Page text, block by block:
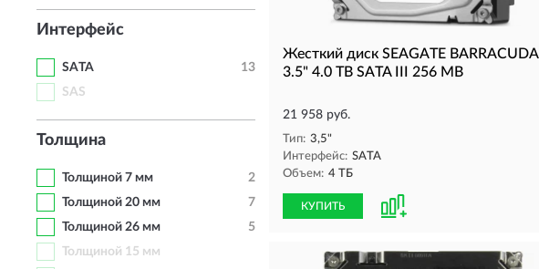
Интерфейс
SATA
13
SAS
Толщина
Толщиной 7 мм
2
Толщиной 20 мм
7
Толщиной 26 мм
5
Толщиной 15 мм
Жесткий диск SEAGATE BARRACUDA
3.5" 4.0 TB SATA III 256 MB
21 958 руб.
Тип: 3,5"
Интерфейс: SATA
Объем: 4 ТБ
КУПИТЬ